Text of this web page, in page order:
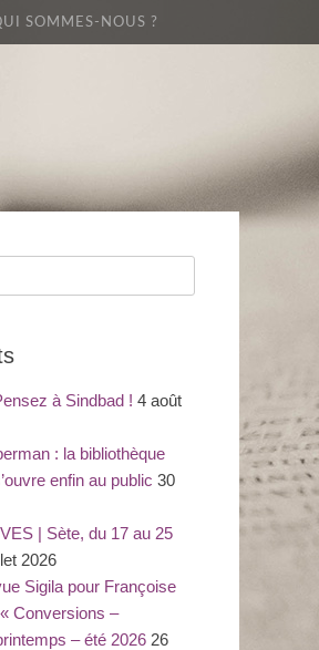
SOMMES-NOUS ?
à Sindbad ! 4 août
: la bibliothèque
enfin au public 30
| Sète, du 17 au 25
2026
Sigila pour Françoise
Conversions –
– été 2026 26